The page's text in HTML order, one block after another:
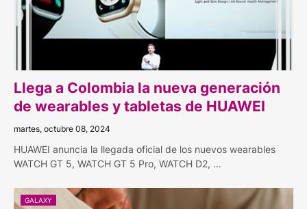
Llega a Colombia la nueva generación
de wearables y tabletas de HUAWEI
martes, octubre 08, 2024
HUAWEI anuncia la llegada oficial de los nuevos wearables
WATCH GT 5, WATCH GT 5 Pro, WATCH D2, …
GALAXY